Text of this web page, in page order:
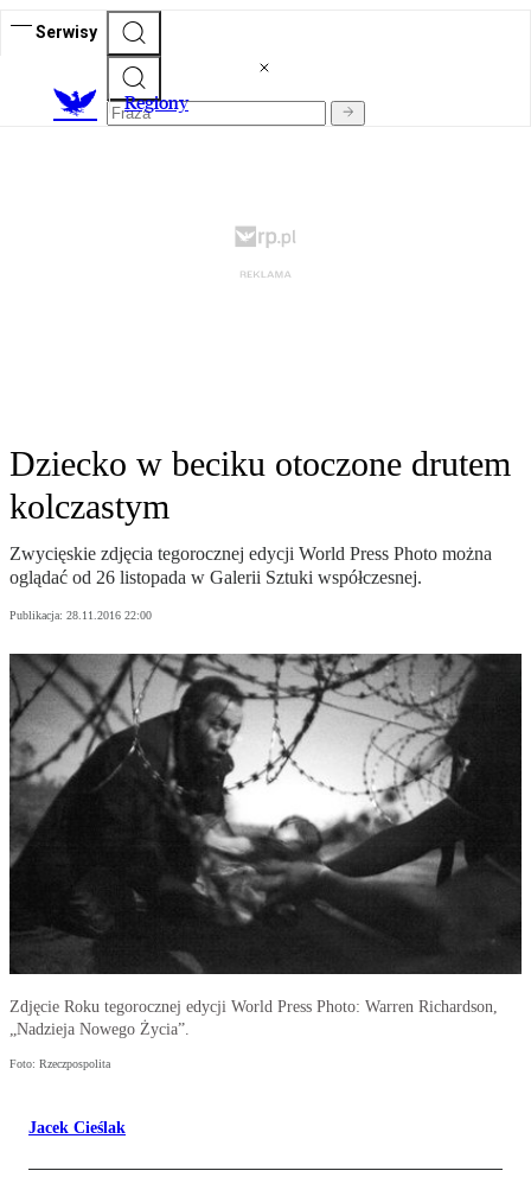
Serwisy
Regiony
Dziecko w beciku otoczone drutem
kolczastym
Zwycięskie zdjęcia tegorocznej edycji World Press Photo można
oglądać od 26 listopada w Galerii Sztuki współczesnej.
Publikacja: 28.11.2016 22:00
Zdjęcie Roku tegorocznej edycji World Press Photo: Warren Richardson,
„Nadzieja Nowego Życia”.
Foto: Rzeczpospolita
Jacek Cieślak